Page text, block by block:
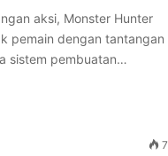
aksi, Monster Hunter
pemain dengan tantangan
sistem pembuatan…
7